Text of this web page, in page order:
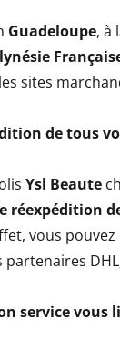
Guadeloupe, à
sites
de tous
Ysl Beaute
réexpédition
vous
partenaires
service vous